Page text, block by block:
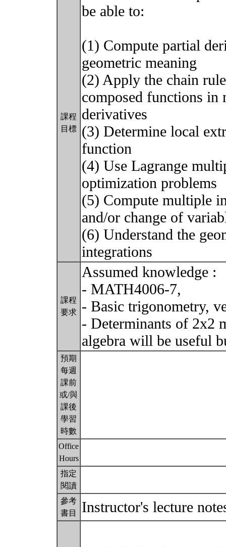
課程
目標
be able to:
(1) Compute partial
geometric meaning
(2) Apply the chain
composed functions
derivatives
(3) Determine local
function
(4) Use Lagrange
optimization problems
(5) Compute multiple
and/or change of
(6) Understand the
integrations
課程
要求
Assumed knowledge :
- MATH4006-7,
- Basic trigonometry,
- Determinants of 2x2
algebra will be useful
預期
每週
課前
或/與
課後
學習
時數
Office
Hours
指定
閱讀
參考
書目
Instructor's lecture